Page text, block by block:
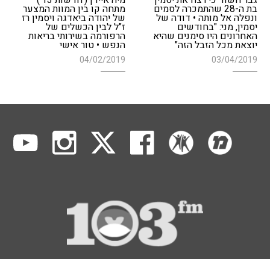
בת ה-28 שהתמכרה לסמים
ונפלה אל מותה • דודה של
יסמין, מני: "בחודשים
האחרונים היו סימנים שהיא
יוצאת מכל הזבל הזה"
03/04/2019
מתחה קו בין המוות המצער
של יהודה ביאדגה ויסמין רז
ז"ל לבין הכשלים של
הרפורמה בשירותי בריאות
הנפש • טור אישי
04/02/2019